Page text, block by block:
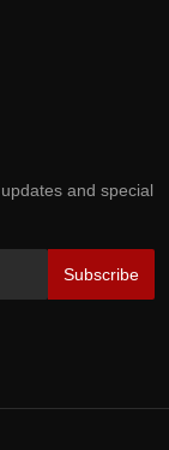
and special
Subscribe